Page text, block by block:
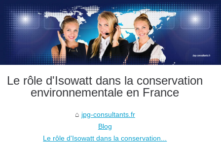
Le rôle d'Isowatt dans la conservation
environnementale en France
jpg-consultants.fr
Blog
Le rôle d'Isowatt dans la conservation...